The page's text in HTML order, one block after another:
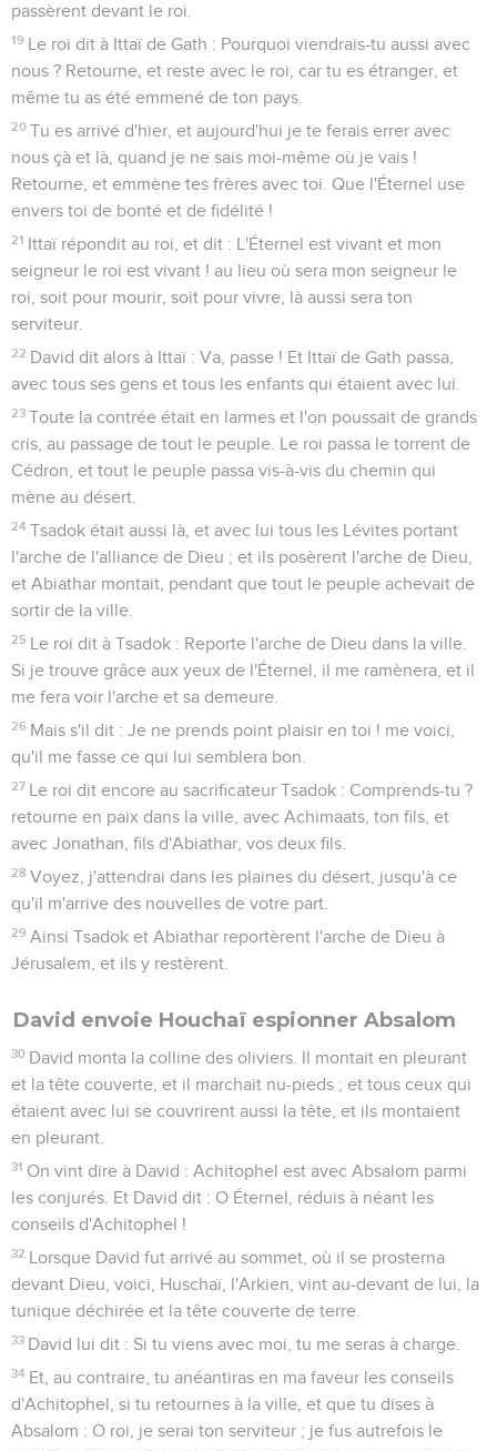
passèrent devant le roi.
19 Le roi dit à Ittaï de Gath : Pourquoi viendrais-tu aussi avec
nous ? Retourne, et reste avec le roi, car tu es étranger, et
même tu as été emmené de ton pays.
20 Tu es arrivé d'hier, et aujourd'hui je te ferais errer avec
nous çà et là, quand je ne sais moi-même où je vais !
Retourne, et emmène tes frères avec toi. Que l'Éternel use
envers toi de bonté et de fidélité !
21 Ittaï répondit au roi, et dit : L'Éternel est vivant et mon
seigneur le roi est vivant ! au lieu où sera mon seigneur le
roi, soit pour mourir, soit pour vivre, là aussi sera ton
serviteur.
22 David dit alors à Ittaï : Va, passe ! Et Ittaï de Gath passa,
avec tous ses gens et tous les enfants qui étaient avec lui.
23 Toute la contrée était en larmes et l'on poussait de grands
cris, au passage de tout le peuple. Le roi passa le torrent de
Cédron, et tout le peuple passa vis-à-vis du chemin qui
mène au désert.
24 Tsadok était aussi là, et avec lui tous les Lévites portant
l'arche de l'alliance de Dieu ; et ils posèrent l'arche de Dieu,
et Abiathar montait, pendant que tout le peuple achevait de
sortir de la ville.
25 Le roi dit à Tsadok : Reporte l'arche de Dieu dans la ville.
Si je trouve grâce aux yeux de l'Éternel, il me ramènera, et il
me fera voir l'arche et sa demeure.
26 Mais s'il dit : Je ne prends point plaisir en toi ! me voici,
qu'il me fasse ce qui lui semblera bon.
27 Le roi dit encore au sacrificateur Tsadok : Comprends-tu ?
retourne en paix dans la ville, avec Achimaats, ton fils, et
avec Jonathan, fils d'Abiathar, vos deux fils.
28 Voyez, j'attendrai dans les plaines du désert, jusqu'à ce
qu'il m'arrive des nouvelles de votre part.
29 Ainsi Tsadok et Abiathar reportèrent l'arche de Dieu à
Jérusalem, et ils y restèrent.
David envoie Houchaï espionner Absalom
30 David monta la colline des oliviers. Il montait en pleurant
et la tête couverte, et il marchait nu-pieds ; et tous ceux qui
étaient avec lui se couvrirent aussi la tête, et ils montaient
en pleurant.
31 On vint dire à David : Achitophel est avec Absalom parmi
les conjurés. Et David dit : O Éternel, réduis à néant les
conseils d'Achitophel !
32 Lorsque David fut arrivé au sommet, où il se prosterna
devant Dieu, voici, Huschaï, l'Arkien, vint au-devant de lui, la
tunique déchirée et la tête couverte de terre.
33 David lui dit : Si tu viens avec moi, tu me seras à charge.
34 Et, au contraire, tu anéantiras en ma faveur les conseils
d'Achitophel, si tu retournes à la ville, et que tu dises à
Absalom : O roi, je serai ton serviteur ; je fus autrefois le